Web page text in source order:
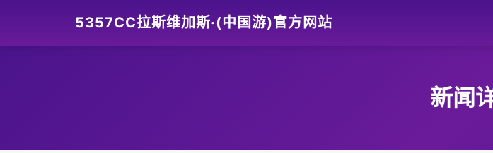
5357CC拉斯维加斯·(中国游)官方网站
新闻